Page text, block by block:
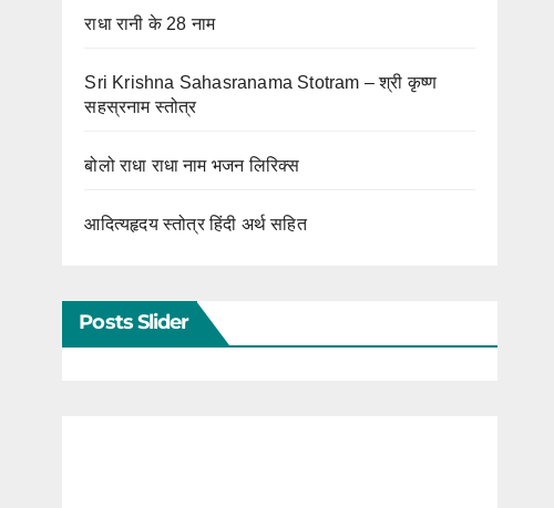
राधा रानी के 28 नाम
Sri Krishna Sahasranama Stotram – श्री कृष्ण
सहस्रनाम स्तोत्र
बोलो राधा राधा नाम भजन लिरिक्स
आदित्यहृदय स्तोत्र हिंदी अर्थ सहित
Posts Slider